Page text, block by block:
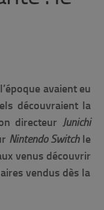
avaient eu
découvraient la
directeurJunichi
Nintendo Switch le
venus découvrir
vendus dès la